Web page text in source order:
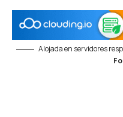
Alojada en servidores